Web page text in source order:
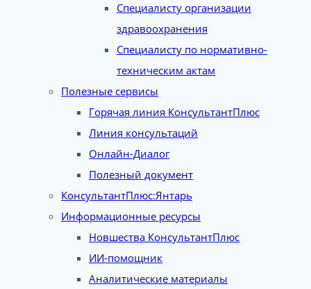
Специалисту организации
здравоохранения
Специалисту по нормативно-
техническим актам
Полезные сервисы
Горячая линия КонсультантПлюс
Линия консультаций
Онлайн-Диалог
Полезный документ
КонсультантПлюс:Янтарь
Информационные ресурсы
Новшества КонсультантПлюс
ИИ-помощник
Аналитические материалы